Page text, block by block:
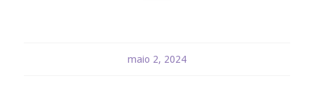
maio 2, 2024